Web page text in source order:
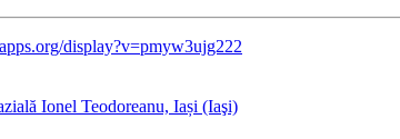
display?v=pmyw3ujg222
Ionel Teodoreanu, Iași (Iaşi)